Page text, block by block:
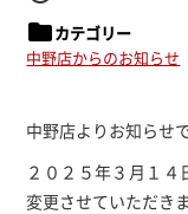
folderカテゴリー
中野店からのお知らせ
中野店よりお知らせで
２０２５年３月１
変更させていただきま